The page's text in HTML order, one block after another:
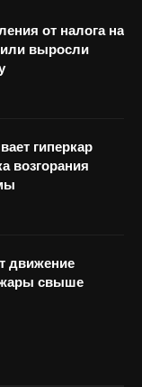
от налога на
выросли
гиперкар
возгорания
движение
жары свыше